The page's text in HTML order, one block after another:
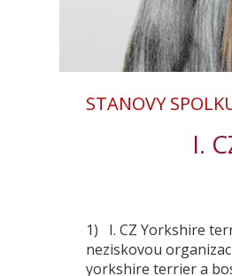
STANOVY
I.
1) I. CZ Yorkshire
neziskovou
yorkshire terrier a